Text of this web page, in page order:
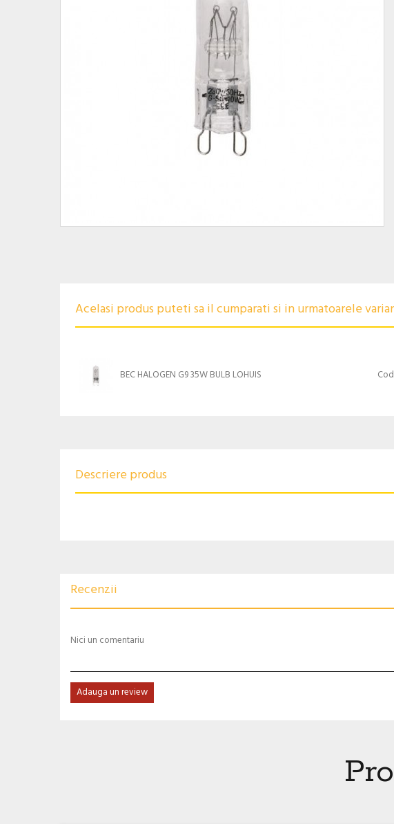
Acelasi produs puteti sa il cumparati si in urmatoarele
BEC HALOGEN G9 35W BULB LOHUIS
Descriere produs
Recenzii
Nici un comentariu
Adauga un review